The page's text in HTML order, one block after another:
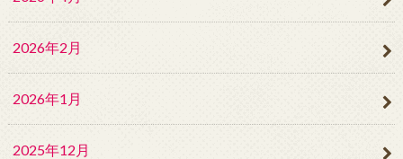
2026年2月
2026年1月
2025年12月